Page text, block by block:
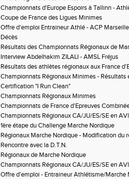
Championnats d'Europe Espoirs à Tallinn -
qualifiés
Coupe de France des Ligues Minimes
Offre d'emploi Entraineur Athlé - ACP Marseille
Décès
Résultats des Championnats Régionaux de
Interview Abdelhakim ZILALI - AMSL Fréjus
Résultats des athlètes régionaux aux France
Championnats Régionaux Minimes - Résultats
Certification "I Run Clean"
Championnats Régionaux Minimes
Championnats de France d'Epreuves
Championnats Régionaux CA/JU/ES/SE en
Diaporama et résultats
1ère étape du Challenge Marche Nordique
Régionaux Marche Nordique - Modification du
Rencontre avec la D.T.N.
Régionaux de Marche Nordique
Championnats Régionaux CA/JU/ES/SE en
définitif
Offre d'emploi - Entraineur Athlétisme/Marche